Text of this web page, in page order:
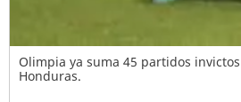
Olimpia ya suma 45 partidos
Honduras.